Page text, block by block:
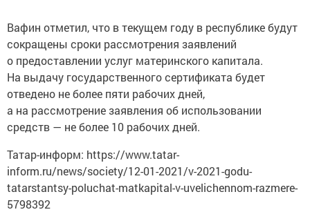
Вафин отметил, что в текущем году в республике будут
сокращены сроки рассмотрения заявлений
о предоставлении услуг материнского капитала.
На выдачу государственного сертификата будет
отведено не более пяти рабочих дней,
а на рассмотрение заявления об использовании
средств — не более 10 рабочих дней.
Татар-информ: https://www.tatar-
inform.ru/news/society/12-01-2021/v-2021-godu-
tatarstantsy-poluchat-matkapital-v-uvelichennom-razmere-
5798392